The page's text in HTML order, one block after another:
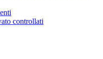
controllati